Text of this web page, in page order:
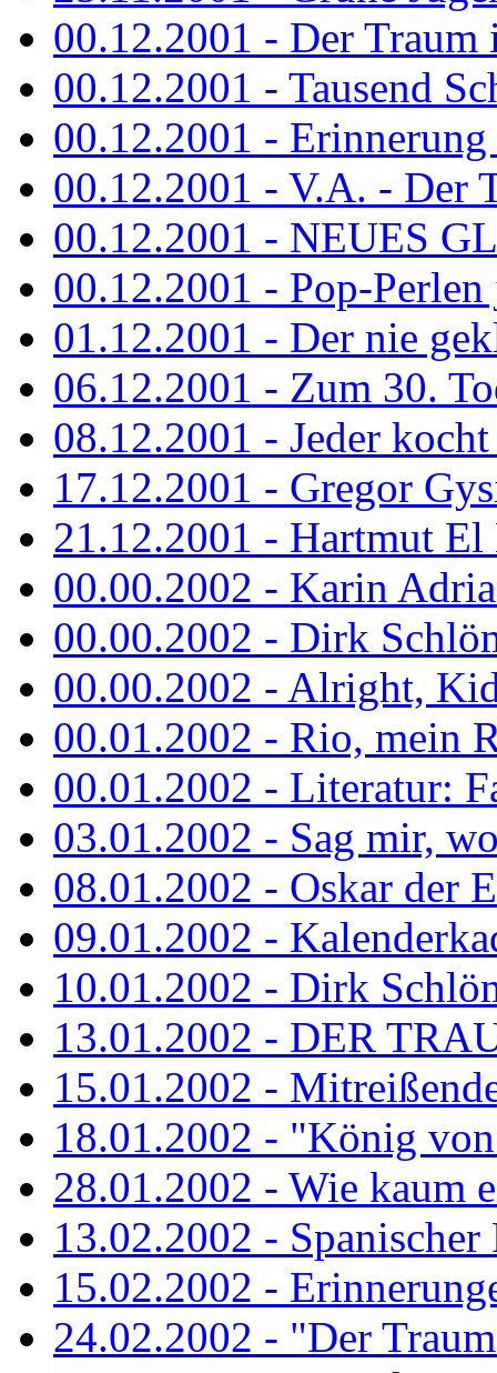
00.12.2001 - Der Traum
00.12.2001 - Tausend
00.12.2001 -
00.12.2001 - V.A. - Der
00.12.2001 - NEUES
00.12.2001 - Pop-
01.12.2001 - Der nie
06.12.2001 - Zum 30.
08.12.2001 - Jeder
17.12.2001 - Gregor
21.12.2001 - Hartmut
00.00.2002 - Karin
00.00.2002 - Dirk
00.00.2002 - Alright,
00.01.2002 - Rio, mein
00.01.2002 - Literatur:
03.01.2002 - Sag mir,
08.01.2002 - Oskar der
09.01.2002 -
10.01.2002 - Dirk
13.01.2002 - DER
15.01.2002 -
18.01.2002 - "König
28.01.2002 - Wie kaum
13.02.2002 -
15.02.2002 -
24.02.2002 - "Der